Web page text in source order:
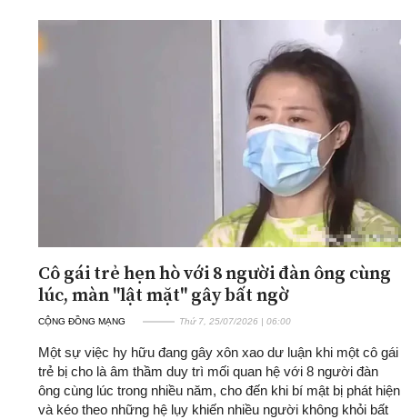
ĐA CHIỀU INFOCUS
Cô gái trẻ hẹn hò với 8 người đàn ông cùng
lúc, màn "lật mặt" gây bất ngờ
CỘNG ĐỒNG MẠNG Thứ 7, 25/07/2026 | 06:00
Một sự việc hy hữu đang gây xôn xao dư luận khi một cô gái
trẻ bị cho là âm thầm duy trì mối quan hệ với 8 người đàn
ông cùng lúc trong nhiều năm, cho đến khi bí mật bị phát hiện
và kéo theo những hệ lụy khiến nhiều người không khỏi bất